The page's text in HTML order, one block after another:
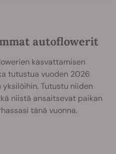
autoflowerit
kasvattamisen
tutustua vuoden 2026
Tutustu niiden
niistä ansaitsevat paikan
tänä vuonna.